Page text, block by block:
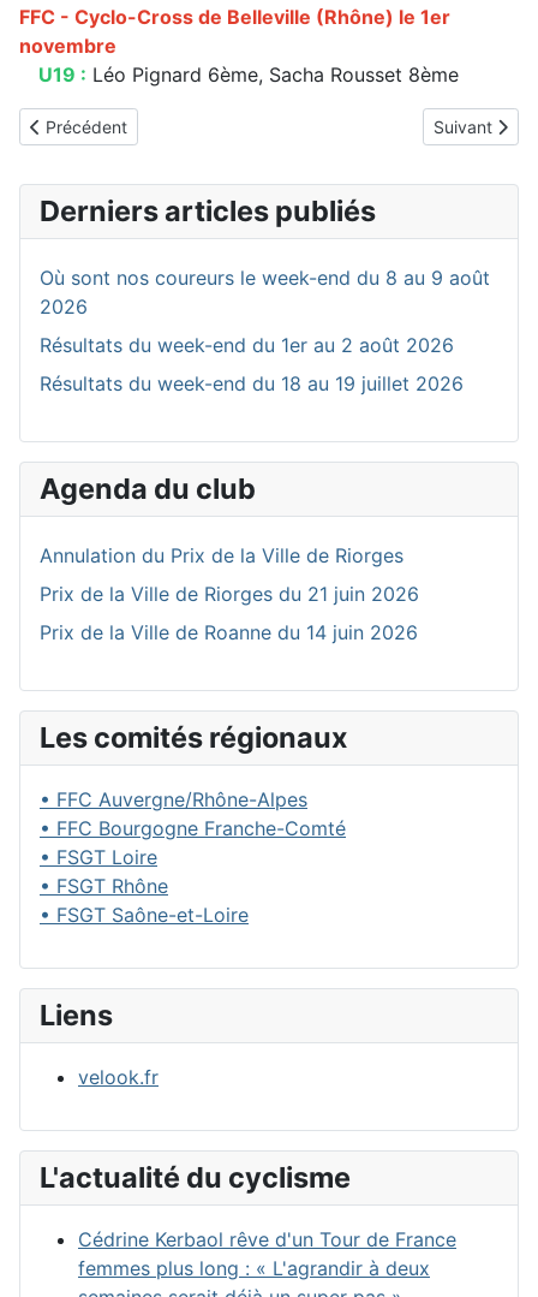
FFC - Cyclo-Cross de Belleville (Rhône) le 1er
novembre
U19 : Léo Pignard 6ème, Sacha Rousset 8ème
Article précédent : Résultats du week-end du 8 au 11 novembre
Précédent Article
Suivant
Derniers articles publiés
Où sont nos coureurs le week-end du 8 au 9 août
2026
Résultats du week-end du 1er au 2 août 2026
Résultats du week-end du 18 au 19 juillet 2026
Agenda du club
Annulation du Prix de la Ville de Riorges
Prix de la Ville de Riorges du 21 juin 2026
Prix de la Ville de Roanne du 14 juin 2026
Les comités régionaux
• FFC Auvergne/Rhône-Alpes
• FFC Bourgogne Franche-Comté
• FSGT Loire
• FSGT Rhône
• FSGT Saône-et-Loire
Liens
velook.fr
L'actualité du cyclisme
Cédrine Kerbaol rêve d'un Tour de France
femmes plus long : « L'agrandir à deux